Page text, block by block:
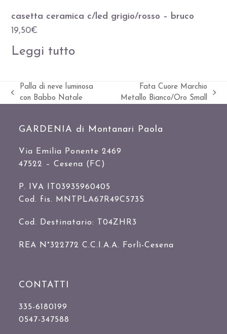
casetta ceramica c/led grigio/rosso – bruco
19,50€
Leggi tutto
Slide
Palla di neve luminosa
con Babbo Natale
visualizza
Fata Cuore Marchio
Metallo Bianco/Oro Small
GARDENIA di Montanari Paola
Via Emilia Ponente 2469
47522 – Cesena (FC)
P. IVA IT03935960405
Cod. fis. MNTPLA67R49C573S
Cod. Destinatario: T04ZHR3
REA N°322772 C.C.I.A.A. Forlì-Cesena
CONTATTI
335-6180199
0547-347588